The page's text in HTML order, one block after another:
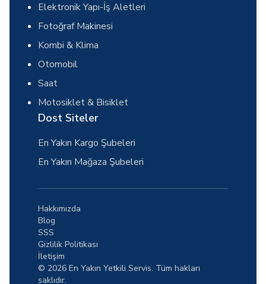
Elektronik Yapı-İş Aletleri
Fotoğraf Makinesi
Kombi & Klima
Otomobil
Saat
Motosiklet & Bisiklet
Dost Siteler
En Yakın Kargo Şubeleri
En Yakın Mağaza Şubeleri
© 2026 En Yakın Yetkili Servis. Tüm hakları
saklıdır.
Hakkımızda
Blog
SSS
Gizlilik Politikası
İletişim